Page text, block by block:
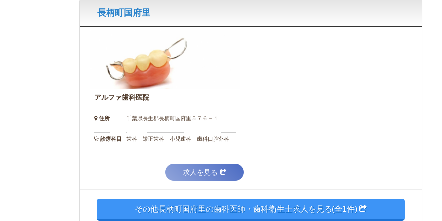
長柄町国府里
アルファ歯科医院
住所 千葉県長生郡長柄町国府里５７６－１
診療科目 歯科 矯正歯科 小児歯科 歯科口腔外科
求人を見る
その他長柄町国府里の歯科医師・歯科衛生士求人を見る(全1件)